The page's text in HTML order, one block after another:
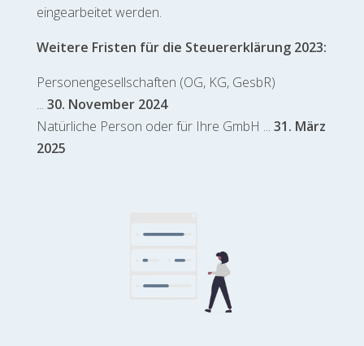
eingearbeitet werden.
Weitere Fristen für die Steuererklärung 2023:
Personengesellschaften (OG, KG, GesbR)
... 30. November 2024
Natürliche Person oder für Ihre GmbH ... 31. März
2025